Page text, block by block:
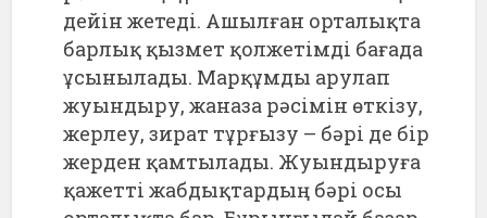
дейін жетеді. Ашылған орталықта
барлық қызмет қолжетімді бағада
ұсынылады. Марқұмды арулап
жуындыру, жаназа рәсімін өткізу,
жерлеу, зират тұрғызу – бәрі де бір
жерден қамтылады. Жуындыруға
қажетті жабдықтардың бәрі осы